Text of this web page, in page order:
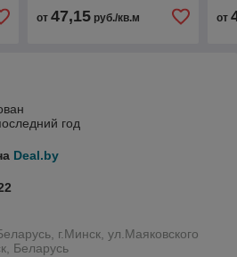
от 47,15руб./кв.м от
год
Deal.by
г.Минск, ул.Маяковского
Беларусь